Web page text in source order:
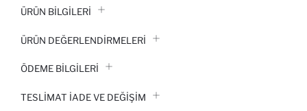
ÜRÜN BILGILERI
ÜRÜN DEĞERLENDİRMELERİ
ÖDEME BİLGİLERİ
TESLIMAT İADE VE DEĞIŞIM